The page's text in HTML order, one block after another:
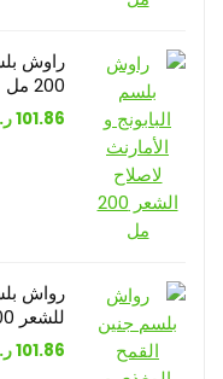
راوش
200 مل
101.86
رواش
للشعر 200 مل
101.86